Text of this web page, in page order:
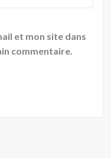
et mon site dans
commentaire.